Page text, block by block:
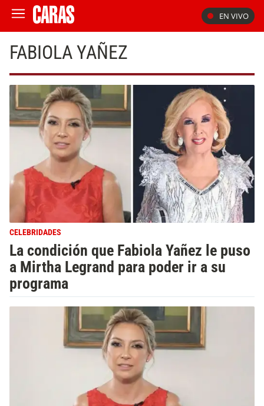
EN VIVO
FABIOLA YAÑEZ
CELEBRIDADES
La condición que Fabiola Yañez le puso
a Mirtha Legrand para poder ir a su
programa